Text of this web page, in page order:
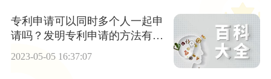
专利申请可以同时多个人一起申
请吗？发明专利申请的方法有哪
2023-05-05 16:37:07